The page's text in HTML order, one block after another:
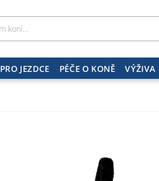
PRO JEZDCE PÉČE O KONĚ VÝŽIVA